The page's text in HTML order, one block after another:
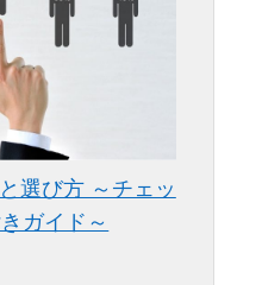
選び方 ～チェッ
ガイド～